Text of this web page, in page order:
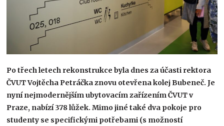
Po třech letech rekonstrukce byla dnes za účasti rektora
ČVUT Vojtěcha Petráčka znovu otevřena kolej Bubeneč. Je
nyní nejmodernějším ubytovacím zařízením ČVUT v
Praze, nabízí 378 lůžek. Mimo jiné také dva pokoje pro
studenty se specifickými potřebami (s možností